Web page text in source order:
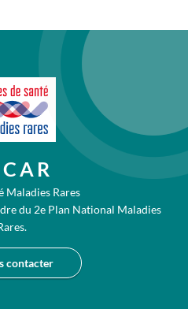
Maladies Rares
du 2e Plan National Maladies
contacter